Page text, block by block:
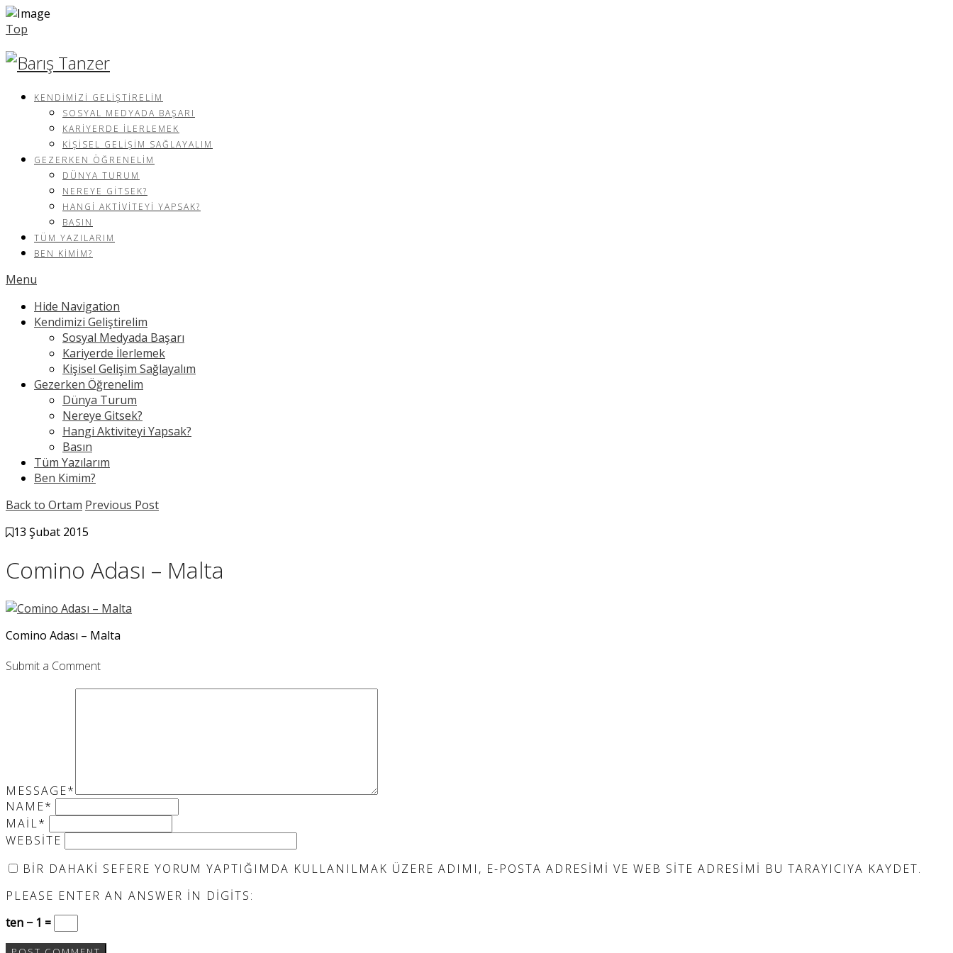
Top
KENDIMIZI GELIŞTIRELIM
SOSYAL MEDYADA BAŞARI
KARIYERDE İLERLEMEK
KIŞISEL GELIŞIM SAĞLAYALIM
GEZERKEN ÖĞRENELIM
DÜNYA TURUM
NEREYE GITSEK?
HANGI AKTIVITEYI YAPSAK?
BASIN
TÜM YAZILARIM
BEN KIMIM?
Menu
Hide Navigation
Kendimizi Geliştirelim
Sosyal Medyada Başarı
Kariyerde İlerlemek
Kişisel Gelişim Sağlayalım
Gezerken Öğrenelim
Dünya Turum
Nereye Gitsek?
Hangi Aktiviteyi Yapsak?
Basın
Tüm Yazılarım
Ben Kimim?
Back to Ortam Previous Post
13 Şubat 2015
Comino Adası – Malta
Comino Adası – Malta
Submit a Comment
MESSAGE*
NAME*
MAIL*
WEBSITE
BIR DAHAKI SEFERE YORUM YAPTIĞIMDA KULLANILMAK ÜZERE ADIMI, E-POSTA ADRESIMI VE WEB SITE ADRESIMI BU TARAYICIYA KAYDET.
PLEASE ENTER AN ANSWER IN DIGITS:
ten − 1 =